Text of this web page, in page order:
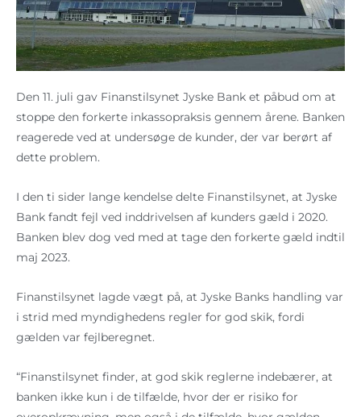
Den 11. juli gav Finanstilsynet Jyske Bank et påbud om at
stoppe den forkerte inkassopraksis gennem årene. Banken
reagerede ved at undersøge de kunder, der var berørt af
dette problem.
I den ti sider lange kendelse delte Finanstilsynet, at Jyske
Bank fandt fejl ved inddrivelsen af kunders gæld i 2020.
Banken blev dog ved med at tage den forkerte gæld indtil
maj 2023.
Finanstilsynet lagde vægt på, at Jyske Banks handling var
i strid med myndighedens regler for god skik, fordi
gælden var fejlberegnet.
“Finanstilsynet finder, at god skik reglerne indebærer, at
banken ikke kun i de tilfælde, hvor der er risiko for